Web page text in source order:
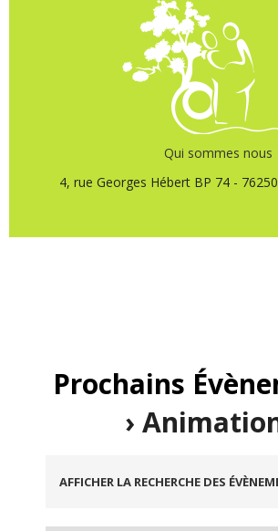
Qui sommes nous
4, rue Georges Hébert BP 74 -
Prochains
›
AFFICHER LA RECHERCHE DES